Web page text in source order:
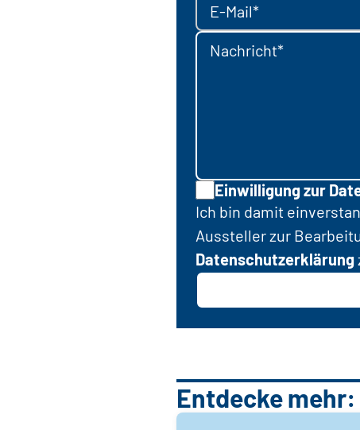
E-Mail*
Nachricht*
Einwilligung zur
Ich bin damit
Aussteller zur
Datenschutzerklärung
Entdecke mehr: